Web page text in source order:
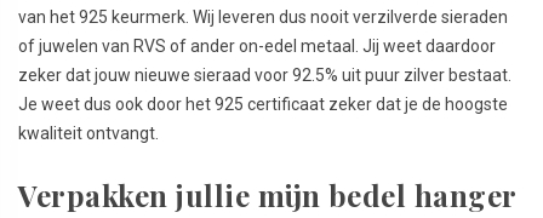
van het 925 keurmerk. Wij leveren dus nooit verzilverde sieraden
of juwelen van RVS of ander on-edel metaal. Jij weet daardoor
zeker dat jouw nieuwe sieraad voor 92.5% uit puur zilver bestaat.
Je weet dus ook door het 925 certificaat zeker dat je de hoogste
kwaliteit ontvangt.
Verpakken jullie mijn bedel hanger